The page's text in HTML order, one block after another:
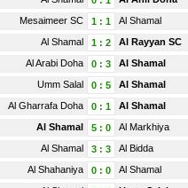
Mesaimeer SC 1 : 1 Al Shamal
Al Shamal 1 : 2 Al Rayyan SC
Al Arabi Doha 0 : 3 Al Shamal
Umm Salal 0 : 5 Al Shamal
Al Gharrafa Doha 0 : 1 Al Shamal
Al Shamal 5 : 0 Al Markhiya
Al Shamal 3 : 3 Al Bidda
Al Shahaniya 0 : 0 Al Shamal